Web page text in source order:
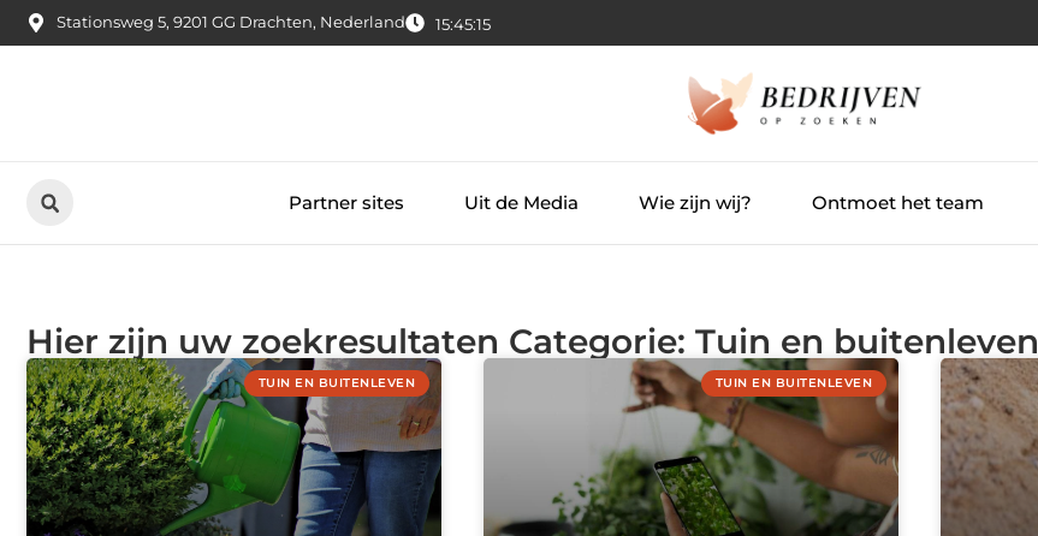
Stationsweg 5, 9201 GG Drachten, Nederland 15:45:15
Partner sites Uit de Media Wie zijn wij? Ontmoet het team
Hier zijn uw zoekresultaten Categorie: Tuin en buitenleven
TUIN EN BUITENLEVEN TUIN EN BUITENLEVEN